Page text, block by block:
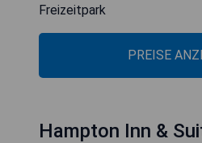
Freizeitpark
PREISE
Hampton Inn &